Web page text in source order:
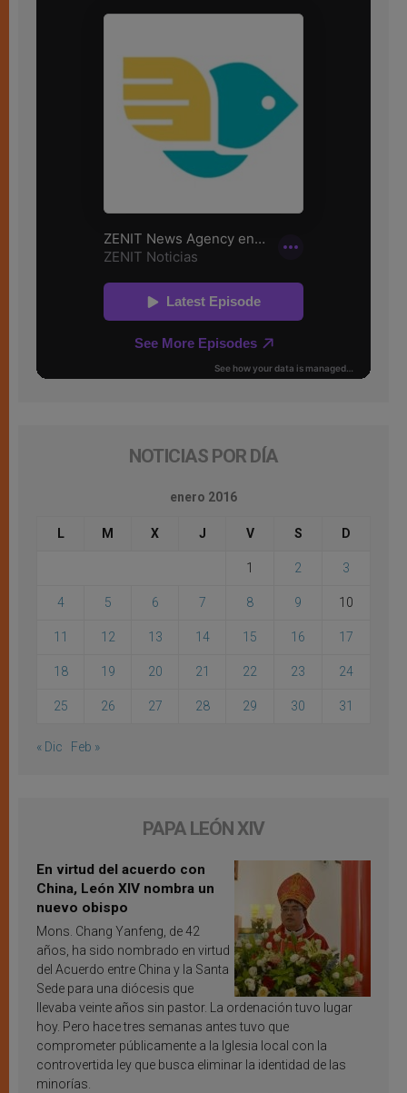
NOTICIAS POR DÍA
enero 2016
L M X J V S D
1 2 3
4 5 6 7 8 9 10
11 12 13 14 15 16 17
18 19 20 21 22 23 24
25 26 27 28 29 30 31
« Dic Feb »
PAPA LEÓN XIV
En virtud del acuerdo con
China, León XIV nombra un
nuevo obispo
Mons. Chang Yanfeng, de 42
años, ha sido nombrado en virtud
del Acuerdo entre China y la Santa
Sede para una diócesis que
llevaba veinte años sin pastor. La ordenación tuvo lugar
hoy. Pero hace tres semanas antes tuvo que
comprometer públicamente a la Iglesia local con la
controvertida ley que busca eliminar la identidad de las
minorías.